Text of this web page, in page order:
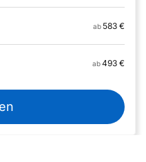
ab 583 €
ab493 €